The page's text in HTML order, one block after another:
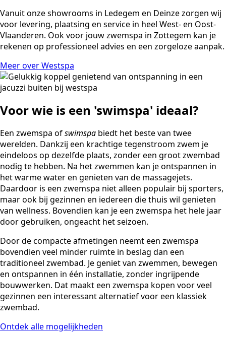
Vanuit onze showrooms in Ledegem en Deinze zorgen wij
voor levering, plaatsing en service in heel West- en Oost-
Vlaanderen. Ook voor jouw zwemspa in Zottegem kan je
rekenen op professioneel advies en een zorgeloze aanpak.
Meer over Westspa
Voor wie is een 'swimspa' ideaal?
Een zwemspa ofswimspa biedt het beste van twee
werelden. Dankzij een krachtige tegenstroom zwem je
eindeloos op dezelfde plaats, zonder een groot zwembad
nodig te hebben. Na het zwemmen kan je ontspannen in
het warme water en genieten van de massagejets.
Daardoor is een zwemspa niet alleen populair bij sporters,
maar ook bij gezinnen en iedereen die thuis wil genieten
van wellness. Bovendien kan je een zwemspa het hele jaar
door gebruiken, ongeacht het seizoen.
Door de compacte afmetingen neemt een zwemspa
bovendien veel minder ruimte in beslag dan een
traditioneel zwembad. Je geniet van zwemmen, bewegen
en ontspannen in één installatie, zonder ingrijpende
bouwwerken. Dat maakt een zwemspa kopen voor veel
gezinnen een interessant alternatief voor een klassiek
zwembad.
Ontdek alle mogelijkheden